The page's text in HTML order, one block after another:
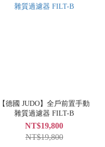
【德國 JUDO】全戶前置手動
雜質過濾器 FILT-B
NT$19,800
NT$19,800